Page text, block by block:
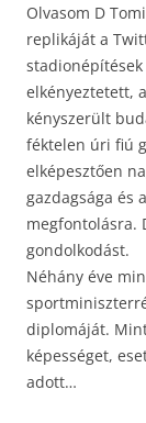
Olvasom D
replikáját a
elkényeztetett,
kényszerült
féktelen úri fiú
elképesztően
gazdagsága és
megfontolásra.
gondolkodást.
Néhány éve
diplomáját.
képességet,
adott…